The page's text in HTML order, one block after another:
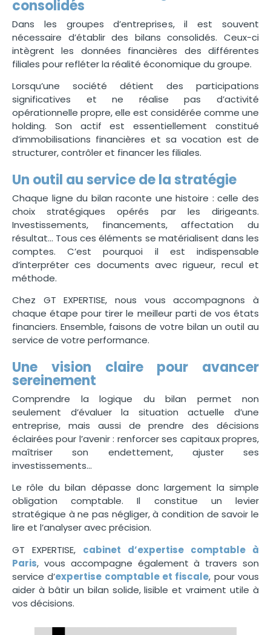
consolidés
Dans les groupes d’entreprises, il est souvent
nécessaire d’établir des bilans consolidés. Ceux-ci
intègrent les données financières des différentes
filiales pour refléter la réalité économique du groupe.
Lorsqu’une société détient des participations
significatives et ne réalise pas d’activité
opérationnelle propre, elle est considérée comme une
holding. Son actif est essentiellement constitué
d’immobilisations financières et sa vocation est de
structurer, contrôler et financer les filiales.
Un outil au service de la stratégie
Chaque ligne du bilan raconte une histoire : celle des
choix stratégiques opérés par les dirigeants.
Investissements, financements, affectation du
résultat… Tous ces éléments se matérialisent dans les
comptes. C’est pourquoi il est indispensable
d’interpréter ces documents avec rigueur, recul et
méthode.
Chez GT EXPERTISE, nous vous accompagnons à
chaque étape pour tirer le meilleur parti de vos états
financiers. Ensemble, faisons de votre bilan un outil au
service de votre performance.
Une vision claire pour avancer
sereinement
Comprendre la logique du bilan permet non
seulement d’évaluer la situation actuelle d’une
entreprise, mais aussi de prendre des décisions
éclairées pour l’avenir : renforcer ses capitaux propres,
maîtriser son endettement, ajuster ses
investissements…
Le rôle du bilan dépasse donc largement la simple
obligation comptable. Il constitue un levier
stratégique à ne pas négliger, à condition de savoir le
lire et l’analyser avec précision.
GT EXPERTISE, cabinet d’expertise comptable à
Paris, vous accompagne également à travers son
service d’expertise comptable et fiscale, pour vous
aider à bâtir un bilan solide, lisible et vraiment utile à
vos décisions.